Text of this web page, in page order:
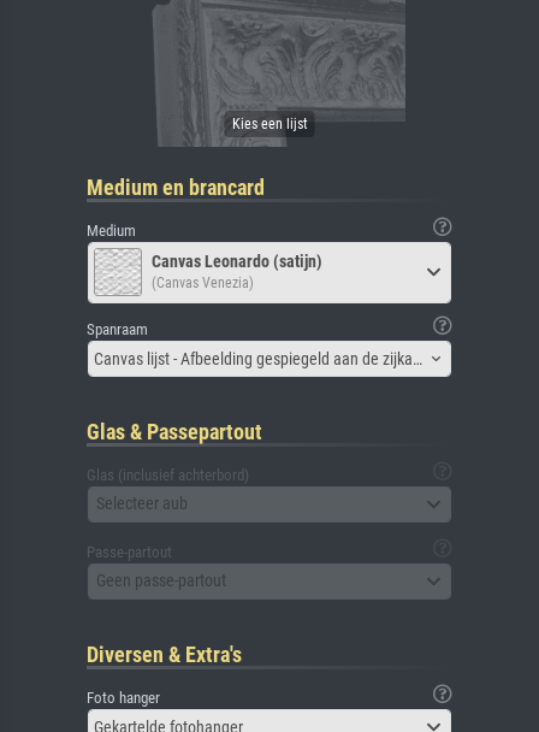
Medium en brancard
Medium
Canvas Leonardo (satijn)
(Canvas Venezia)
Spanraam
Canvas lijst - Afbeelding gespiegeld aan de zijkant
Glas & Passepartout
Glas (inclusief achterbord)
Selecteer aub
Passe-partout
Geen passe-partout
Diversen & Extra's
Foto hanger
Gekartelde fotohanger